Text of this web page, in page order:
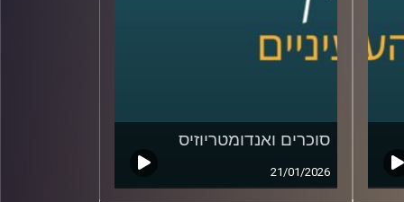
סוכרים ואנדומטריוזיס
21/01/2026